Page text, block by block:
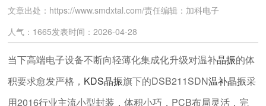
文章出处：https://www.smdxtal.com/责任编辑：加科电子
人气：1665发表时间：2026-04-28
当下高端电子设备不断向轻薄化集成化升级对温补晶振的体
积要求愈发严格 ， KDS晶振旗下的DSB211SDN温补晶振采
用2016行业主流小型封装 ，体积小巧，PCB布局灵活，完